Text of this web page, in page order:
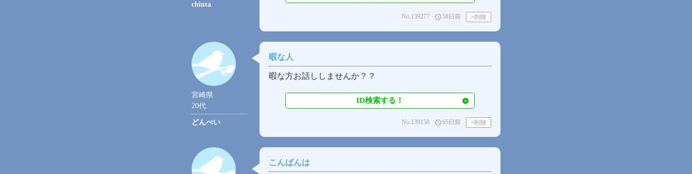
chinta
access_time58日前
No.139277
宮崎県
20代
どんべい
暇な人
暇な方お話ししませんか？？
ID検索する！
access_time65日前
No.139158
こんばんは